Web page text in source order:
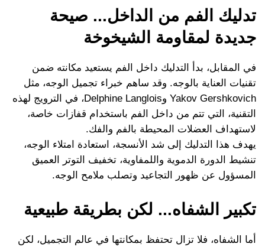
تدليك الفم من الداخل... صيحة
جديدة لمقاومة الشيخوخة
في المقابل، بدأ التدليك داخل الفم يستعيد مكانته ضمن
تقنيات العناية بالوجه. وقد ساهم خبراء تجميل الوجه، مثل
Yakov Gershkovich وDelphine Langlois، في الترويج لهذه
التقنية، التي تتم من داخل الفم باستخدام قفازات خاصة،
لاستهداف العضلات المحيطة بالفم والفك.
يهدف هذا التدليك إلى شد الأنسجة، استعادة امتلاء الوجه،
تنشيط الدورة الدموية واللمفاوية، تخفيف التوتر العميق
المسؤول عن ظهور التجاعيد وتصلب ملامح الوجه.
تكبير الشفاه... لكن بطريقة طبيعية
أما الشفاه، فلا تزال تحتفظ بمكانتها في عالم التجميل، لكن